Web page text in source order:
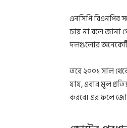
এনসিপি
চায় না বলে জানা
দলগুলোর
তবে ২০০১ সাল
যায়, এবার মূল
করবে। এর ফলে